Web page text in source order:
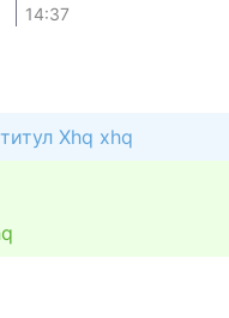
14:37
Xhq xhq